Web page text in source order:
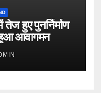
हुए पुनर्निर्माण
हुआ आवागमन